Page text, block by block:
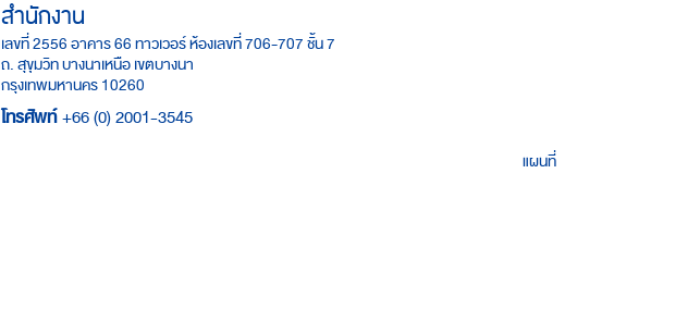
สำนักงาน
เลขที่ 2556 อาคาร 66 ทาวเวอร์ ห้องเลขที่ 706-707 ชั้น 7
ถ. สุขุมวิท บางนาเหนือ เขตบางนา
กรุงเทพมหานคร 10260
โทรศัพท์ +66 (0) 2001-3545
แผนที่